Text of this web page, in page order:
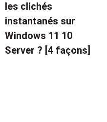
les clichés
instantanés sur
Windows 11 10
Server ? [4 façons]